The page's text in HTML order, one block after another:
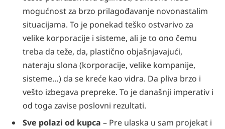
mogućnost za brzo prilagođavanje novonastalim
situacijama. To je ponekad teško ostvarivo za
velike korporacije i sisteme, ali je to ono čemu
treba da teže, da, plastično objašnjavajući,
nateraju slona (korporacije, velike kompanije,
sisteme…) da se kreće kao vidra. Da pliva brzo i
vešto izbegava prepreke. To je današnji imperativ i
od toga zavise poslovni rezultati.
Sve polazi od kupca – Pre ulaska u sam projekat i